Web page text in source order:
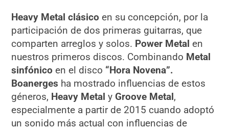
Heavy Metal clásico en su concepción, por la
participación de dos primeras guitarras, que
comparten arreglos y solos. Power Metal en
nuestros primeros discos. Combinando Metal
sinfónico en el disco “Hora Novena”.
Boanerges ha mostrado influencias de estos
géneros, Heavy Metal y Groove Metal,
especialmente a partir de 2015 cuando adoptó
un sonido más actual con influencias de